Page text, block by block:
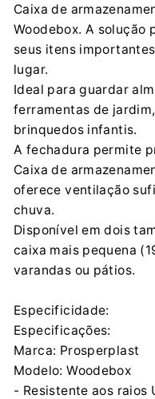
+48
Wilkowska
+48
Caixa de
Woodebox. A solução
seus itens
lugar.
Ideal para guardar
ferramentas de
brinquedos infantis.
A fechadura permite
Caixa de
oferece ventilação
chuva.
Disponível em dois
caixa mais pequena
varandas ou pátios.
Especificidade:
Especificações:
Marca: Prosperplast
Modelo: Woodebox
- Resistente aos raios